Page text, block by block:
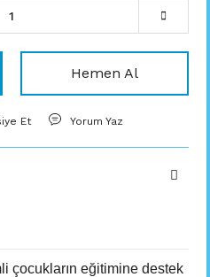
Hemen Al
Et Yorum Yaz
çocukların eğitimine destek